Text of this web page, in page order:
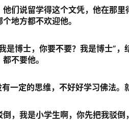
们说留学得这个文凭，他在那里
地方都不欢迎他。
是博士，你要不要？我是博士”，
不要他。
一定的思维，不好好学习佛法。
，我是小学生啊，你先把我驳倒